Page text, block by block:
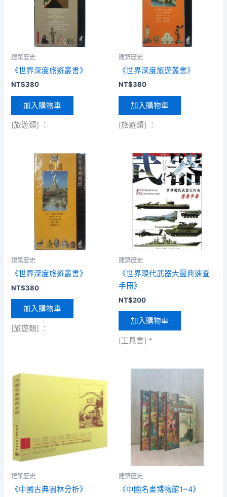
建築歷史
《世界深度旅遊叢書》
NT$380
加入購物車
[旅遊類] ：
建築歷史
《世界深度旅遊叢書》
NT$380
加入購物車
[旅遊類] ：
建築歷史
《世界深度旅遊叢書》
NT$380
加入購物車
[旅遊類] ：
建築歷史
《世界現代武器大圖典速查
手冊》
NT$200
加入購物車
[工具書] *
建築歷史
《中國古典園林分析》
建築歷史
《中國名畫博物館1~4》